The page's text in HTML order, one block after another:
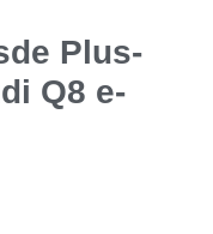
Plus-
Q8 e-